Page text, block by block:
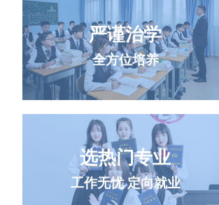
严谨治学
全方位培养
选热门专业
工作无忧 定向就业